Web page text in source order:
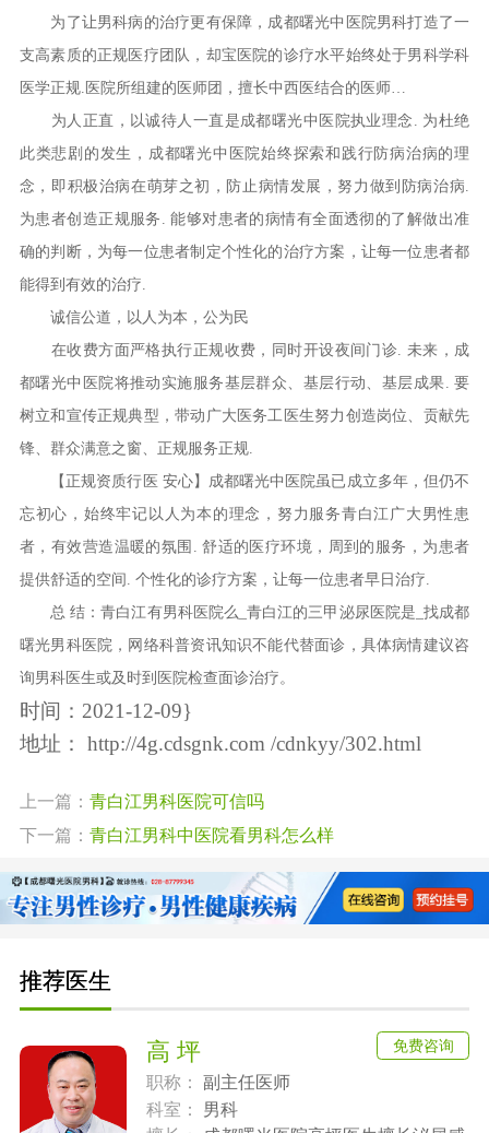
为了让男科病的治疗更有保障，成都曙光中医院男科打造了一
支高素质的正规医疗团队，却宝医院的诊疗水平始终处于男科学科
医学正规.医院所组建的医师团，擅长中西医结合的医师…
为人正直，以诚待人一直是成都曙光中医院执业理念. 为杜绝
此类悲剧的发生，成都曙光中医院始终探索和践行防病治病的理
念，即积极治病在萌芽之初，防止病情发展，努力做到防病治病.
为患者创造正规服务. 能够对患者的病情有全面透彻的了解做出准
确的判断，为每一位患者制定个性化的治疗方案，让每一位患者都
能得到有效的治疗.
诚信公道，以人为本，公为民
在收费方面严格执行正规收费，同时开设夜间门诊. 未来，成
都曙光中医院将推动实施服务基层群众、基层行动、基层成果. 要
树立和宣传正规典型，带动广大医务工医生努力创造岗位、贡献先
锋、群众满意之窗、正规服务正规.
【正规资质行医 安心】成都曙光中医院虽已成立多年，但仍不
忘初心，始终牢记以人为本的理念，努力服务青白江广大男性患
者，有效营造温暖的氛围. 舒适的医疗环境，周到的服务，为患者
提供舒适的空间. 个性化的诊疗方案，让每一位患者早日治疗.
总 结：青白江有男科医院么_青白江的三甲泌尿医院是_找成都
曙光男科医院，网络科普资讯知识不能代替面诊，具体病情建议咨
询男科医生或及时到医院检查面诊治疗。
时间：2021-12-09}
地址：
http://4g.cdsgnk.com /cdnkyy/302.html
上一篇： 青白江男科医院可信吗
下一篇： 青白江男科中医院看男科怎么样
推荐医生
高 坪
职称：
副主任医师
科室：
男科
免费咨询